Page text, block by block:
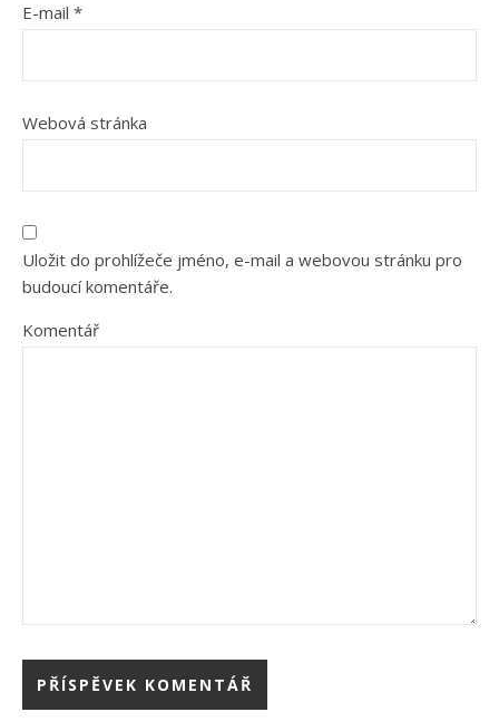
E-mail *
Webová stránka
Uložit do prohlížeče jméno, e-mail a webovou stránku pro
budoucí komentáře.
Komentář